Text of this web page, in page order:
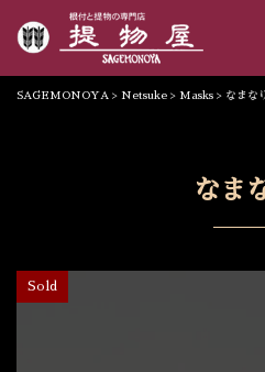
SAGEMONOYA > Netsuke > Masks > なまなり
なま
Sold